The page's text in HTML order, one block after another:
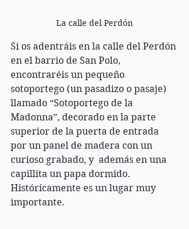
La calle del Perdón
Si os adentráis en la calle del Perdón
en el barrio de San Polo,
encontraréis un pequeño
sotoportego (un pasadizo o pasaje)
llamado “Sotoportego de la
Madonna”, decorado en la parte
superior de la puerta de entrada
por un panel de madera con un
curioso grabado, y  además en una
capillita un papa dormido.
Históricamente es un lugar muy
importante.